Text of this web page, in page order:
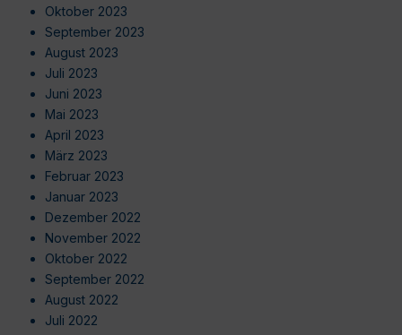
Oktober 2023
September 2023
August 2023
Juli 2023
Juni 2023
Mai 2023
April 2023
März 2023
Februar 2023
Januar 2023
Dezember 2022
November 2022
Oktober 2022
September 2022
August 2022
Juli 2022